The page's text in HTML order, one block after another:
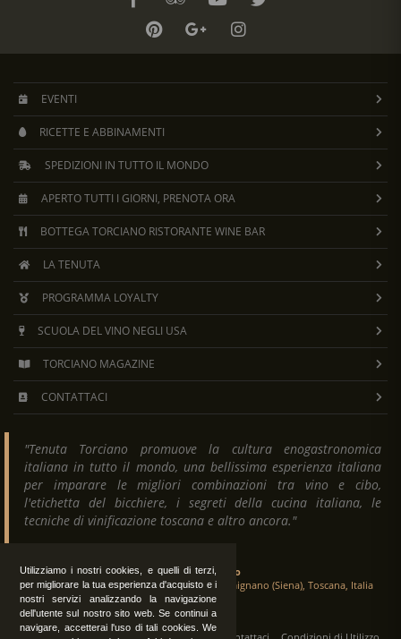
Utilizziamo i nostri cookies, e quelli di terzi,
per migliorare la tua esperienza d'acquisto e i
nostri servizi analizzando la navigazione
dell'utente sul nostro sito web. Se continui a
navigare, accetterai l'uso di tali cookies. We
EVENTI
RICETTE E ABBINAMENTI
SPEDIZIONI IN TUTTO IL MONDO
APERTO TUTTI I GIORNI, PRENOTA ORA
BOTTEGA TORCIANO RISTORANTE WINE BAR
LA TENUTA
PROGRAMMA LOYALTY
SCUOLA DEL VINO NEGLI USA
TORCIANO MAGAZINE
CONTATTACI
"Tenuta Torciano promuove la cultura enogastronomica
italiana in tutto il mondo, una bellissima esperienza italiana
per imparare le migliori combinazioni tra vino e cibo,
l'etichetta del bicchiere, i segreti della cucina italiana, le
tecniche di vinificazione toscana e altro ancora."
Tenuta Torciano
Via Crocetta 16, Loc. Ulignano 53037 San Gimignano (Siena), Toscana, Italia